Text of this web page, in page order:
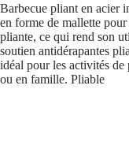
Barbecue pliant en acier
en forme de mallette
pliante, ce qui rend son
soutien antidérapantes
idéal pour les activités de
ou en famille. Pliable